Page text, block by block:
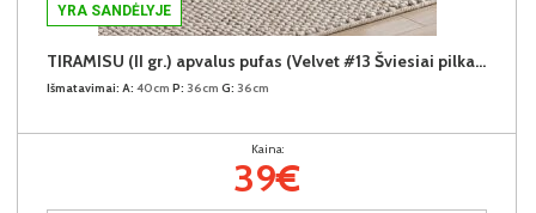
YRA SANDĖLYJE
TIRAMISU (II gr.) apvalus pufas (Velvet #13 Šviesiai pilkas)
Išmatavimai: A: 40cm P: 36cm G: 36cm
Kaina:
39€